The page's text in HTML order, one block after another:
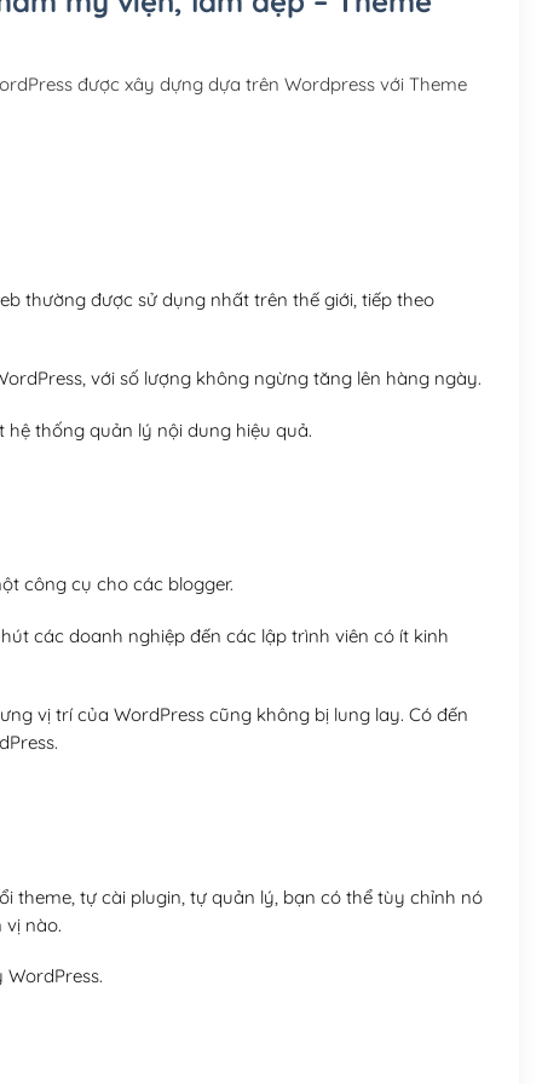
Hosting 5GB SSD (1
được xây dựng dựa trên Wordpress với Theme
thường được sử dụng nhất trên thế giới, tiếp theo
với số lượng không ngừng tăng lên hàng ngày.
thống quản lý nội dung hiệu quả.
công cụ cho các blogger.
các doanh nghiệp đến các lập trình viên có ít kinh
vị trí của WordPress cũng không bị lung lay. Có đến
theme, tự cài plugin, tự quản lý, bạn có thể tùy chỉnh nó
nào.